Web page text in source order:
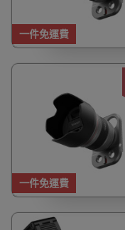
一件免運費
一件免運費